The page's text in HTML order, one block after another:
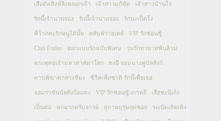
เสือตัดสิงห์ลิงหลอกเจ้า เจ้าสาวแก้ขัด เจ้าสาวบ้านไร่
รักนี้เจ้านายจอง รักนี้เจ้านายจอง รักนะเป็ดโง่
พี่ว้ากคะรักหนูได้มั้ย คลับฟรายเดย์ VIP รักซ่อนชู้
Club Friday ออกแบบรักฉบับพิเศษ วุ่นรักทายาทพันล้าน
พระพุทธเจ้ามหาศาสดาโลก ทงอี จอมนางคู่บัลลังก์
ดาบพิฆาตกลางหิมะ ชีวิตเพื่อชาติ รักนี้เพื่อเธอ
จอมราชันบัลลังก์อมตะ VIP รักซ่อนชู้ เกาหลี เสือชะนีเก้ง
เป็นต่อ หกฉากครับจารย์ สุภาพบุรุษสุดซอย ระเบิดเถิดเทิง